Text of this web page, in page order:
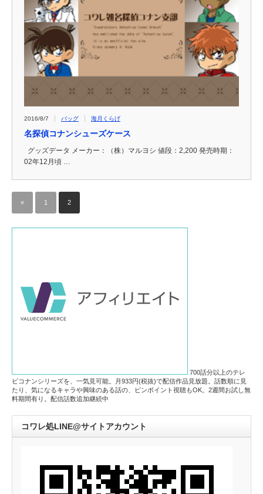
2016/8/7 バッグ 海月くらげ
名探偵コナンシューズケース
グッズデータ メーカー：（株）マルヨシ 値段：2,200 発売時期：
02年12月頃 …
« 1 2
700話分以上のテレ
ビコナンシリーズを、一気見可能。月933円(税抜)で配信作品見放題。話数順に見
たり、気になるキャラや興味のある話の、ピンポイント視聴もOK。2週間お試し無
料期間有り。配信話数追加継続中
コワレ処LINE@サイトアカウント